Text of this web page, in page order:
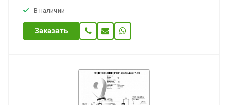
В наличии
Заказать